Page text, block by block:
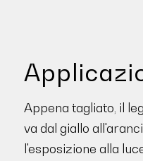
Appena tagliato, il
va dal giallo
l'esposizione alla